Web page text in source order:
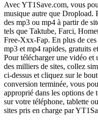
Avec YT1Save.com, vous
musique autre que Dropload.
des mp3 ou mp4 à partir de
tels que Taktube, Farci,
Free-Xxx-Fap. En plus de
mp3 et mp4 rapides, gratuits
Pour télécharger une vidéo et
des milliers de sites, collez
ci-dessus et cliquez sur le
conversion terminée, vous
approprié dans les options de
sur votre téléphone, tablette
sites pris en charge par